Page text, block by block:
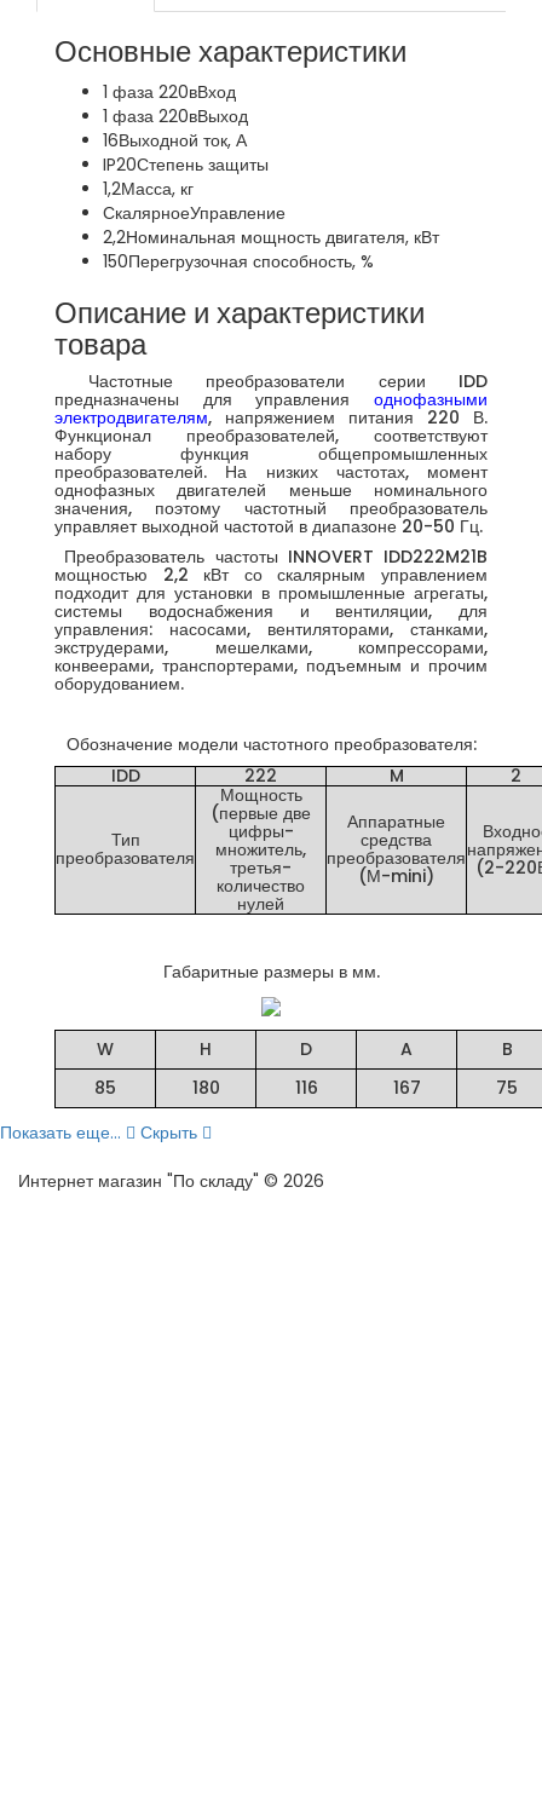
Основные характеристики
1 фаза 220вВход
1 фаза 220вВыход
16Выходной ток, А
IP20Степень защиты
1,2Масса, кг
СкалярноеУправление
2,2Номинальная мощность двигателя, кВт
150Перегрузочная способность, %
Описание и характеристики
товара
Частотные преобразователи серии IDD
предназначены для управления однофазными
электродвигателям, напряжением питания 220 В.
Функционал преобразователей, соответствуют
набору функция общепромышленных
преобразователей. На низких частотах, момент
однофазных двигателей меньше номинального
значения, поэтому частотный преобразователь
управляет выходной частотой в диапазоне 20-50 Гц.
Преобразователь частоты INNOVERT IDD222M21B
мощностью 2,2 кВт со скалярным управлением
подходит для установки в промышленные агрегаты,
системы водоснабжения и вентиляции, для
управления: насосами, вентиляторами, станками,
экструдерами, мешелками, компрессорами,
конвеерами, транспортерами, подъемным и прочим
оборудованием.
Обозначение модели частотного преобразователя:
IDD
222 M 2
Тип
преобразователя
Мощность
(первые две
цифры-
множитель,
третья-
количество
нулей
Аппаратные
средства
преобразователя
(М-mini) (2-
Габаритные размеры в мм.
W H D A
B
85
180 116 167
75
Показать еще...
Скрыть
Интернет магазин "По складу" © 2026